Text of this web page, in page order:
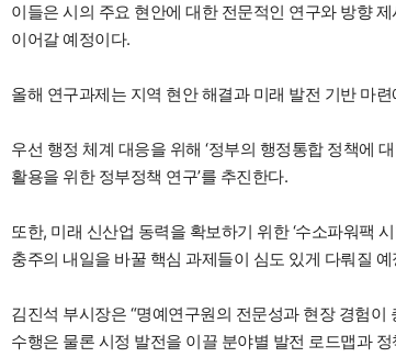
이들은 시의 주요 현안에 대한 전문적인 연구와 방향
이어갈 예정이다.
올해 연구과제는 지역 현안 해결과 미래 발전 기반 마
우선 행정 체계 대응을 위해 ‘정부의 행정통합 정책에
활용을 위한 정부정책 연구’를 추진한다.
또한, 미래 신산업 동력을 확보하기 위한 ‘수소파워팩
충주의 내일을 바꿀 핵심 과제들이 심도 있게 다뤄질
김진석 부시장은 “명예연구원의 전문성과 현장 경험
수행은 물론 시정 발전을 이끌 분야별 발전 로드맵과